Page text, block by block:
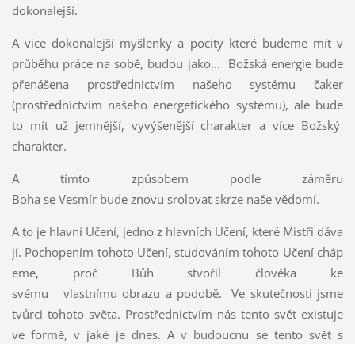
dokonalejší.
A vice dokonalejší myšlenky a pocity které budeme mít v
průběhu práce na sobě, budou jako... Božská energie bude
přenášena prostřednictvím našeho systému čaker
(prostřednictvím našeho energetického systému), ale bude
to mít už jemnější, vyvýšenější charakter a více Božský
charakter.
A tímto způsobem podle záměru
Boha se Vesmír bude znovu srolovat skrze naše vědomí.
A to je hlavní Učení, jedno z hlavních Učení, které Mistři dáva
jí. Pochopením tohoto Učení, studováním tohoto Učení cháp
eme, proč Bůh stvořil člověka ke
svému vlastnímu obrazu a podobě. Ve skutečnosti jsme
tvůrci tohoto světa. Prostřednictvím nás tento svět existuje
ve formě, v jaké je dnes. A v budoucnu se tento svět s